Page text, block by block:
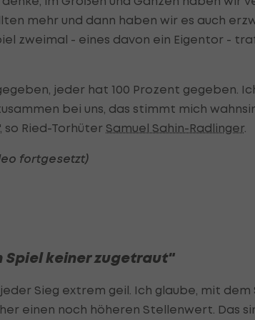
mehr und dann haben wir es auch
zweimal - eines davon ein Eigentor -
jeder hat 100 Prozent gegeben.
bei uns, das stimmt mich
so Ried-Torhüter Samuel Sahin-Radlinger.
fortgesetzt)
Spiel keiner zugetraut"
Sieg extrem geil. Ich glaube, mit
einen noch höheren Stellenwert. Das